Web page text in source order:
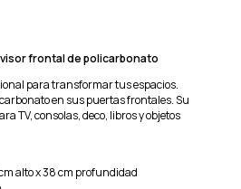
visor frontal de policarbonato
para transformar tus espacios.
en sus puertas frontales. Su
TV, consolas, deco, libros y objetos
alto x 38 cm profundidad